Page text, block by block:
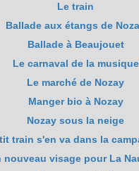
Le train
Ballade aux étangs de
Ballade à Beaujouet
Le carnaval de la musique
Le marché de Nozay
Manger bio à Nozay
Nozay sous la neige
train s'en va dans la
nouveau visage pour La